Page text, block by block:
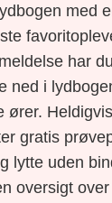
med
har
ned i
ører.
gratis
lytte uden
oversigt